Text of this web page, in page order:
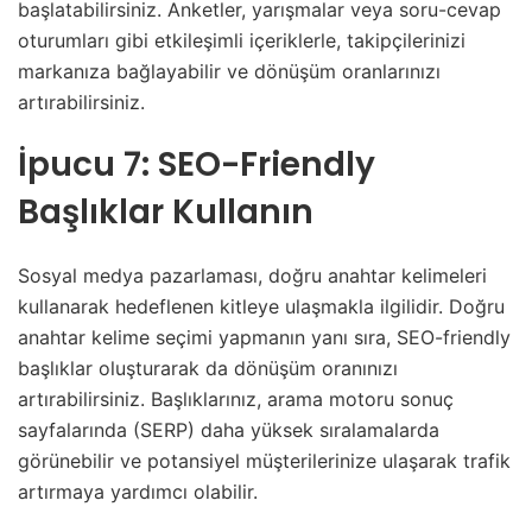
başlatabilirsiniz. Anketler, yarışmalar veya soru-cevap
oturumları gibi etkileşimli içeriklerle, takipçilerinizi
markanıza bağlayabilir ve dönüşüm oranlarınızı
artırabilirsiniz.
İpucu 7: SEO-Friendly
Başlıklar Kullanın
Sosyal medya pazarlaması, doğru anahtar kelimeleri
kullanarak hedeflenen kitleye ulaşmakla ilgilidir. Doğru
anahtar kelime seçimi yapmanın yanı sıra, SEO-friendly
başlıklar oluşturarak da dönüşüm oranınızı
artırabilirsiniz. Başlıklarınız, arama motoru sonuç
sayfalarında (SERP) daha yüksek sıralamalarda
görünebilir ve potansiyel müşterilerinize ulaşarak trafik
artırmaya yardımcı olabilir.